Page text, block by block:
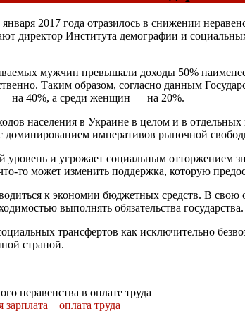
2017 года отразилось в снижении
директор Института демографии и
мужчин превышали доходы 50%
Таким образом, согласно данным
— на 40%, а среди женщин — на 20%.
населения в Украине в целом и в
доминированием императивов рыночной
и угрожает социальным отторжением
то может изменить поддержка, которую
к экономии бюджетных средств. В
выполнять обязательства государства.
трансфертов как исключительно
страной.
неравенства в оплате труда
оплата труда